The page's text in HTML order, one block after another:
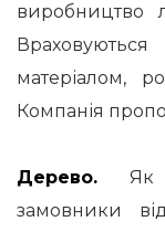
виробництво
матеріалом,
Компанія
Дерево.Як
замовники